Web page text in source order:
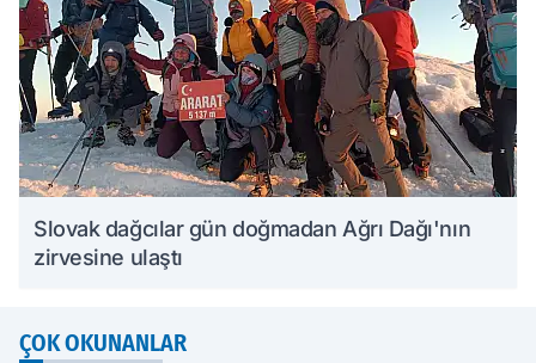
Slovak dağcılar gün doğmadan Ağrı Dağı'nın
zirvesine ulaştı
ÇOK OKUNANLAR